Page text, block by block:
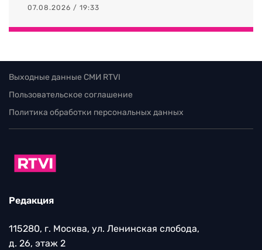
07.08.2026 / 19:33
Выходные данные СМИ RTVI
Пользовательское соглашение
Политика обработки персональных данных
Редакция
115280, г. Москва, ул. Ленинская слобода,
д. 26, этаж 2